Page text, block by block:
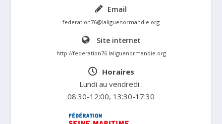
Email
federation76@laliguenormandie.org
Site internet
http://federation76.laliguenormandie.org
Horaires
Lundi au vendredi :
08:30-12:00, 13:30-17:30